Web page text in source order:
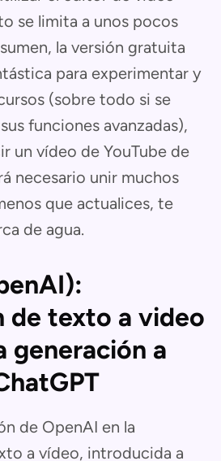
se limita a unos pocos
la versión gratuita
para experimentar y
(sobre todo si se
funciones avanzadas),
un vídeo de YouTube de
necesario unir muchos
que actualices, te
de agua.
de texto a video
generación a
de OpenAI en la
a vídeo, introducida a